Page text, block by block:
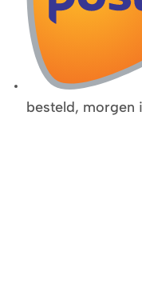
besteld, morgen